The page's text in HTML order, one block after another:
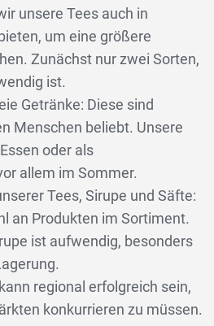
unsere Tees auch in
um eine größere
Zunächst nur zwei Sorten,
ist.
Getränke: Diese sind
Menschen beliebt. Unsere
oder als
allem im Sommer.
Tees, Sirupe und Säfte:
an Produkten im Sortiment.
ist aufwendig, besonders
regional erfolgreich sein,
konkurrieren zu müssen.